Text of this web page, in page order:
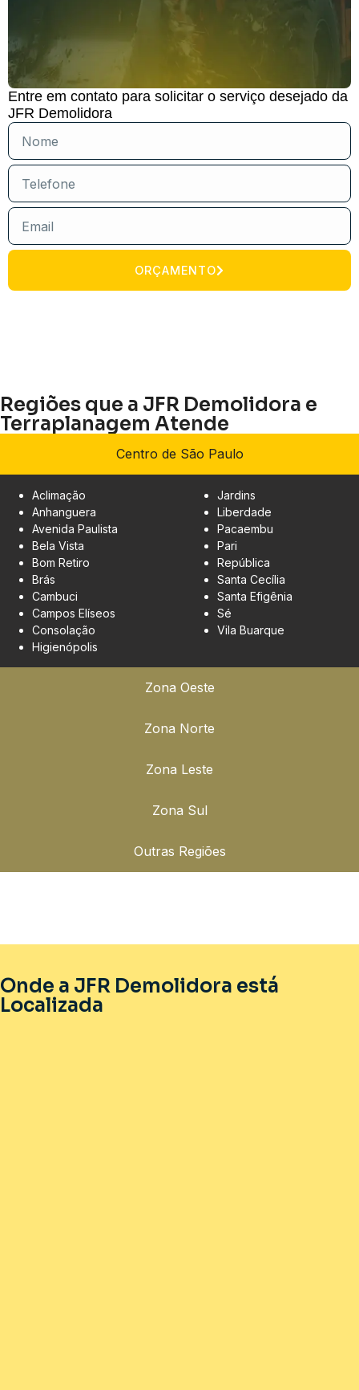
Entre em contato para solicitar o serviço desejado da
JFR Demolidora
ORÇAMENTO
Regiões que a JFR Demolidora e
Terraplanagem Atende
Centro de São Paulo
Zona Oeste
Zona Norte
Zona Leste
Zona Sul
Outras Regiões
Aclimação
Anhanguera
Avenida Paulista
Bela Vista
Bom Retiro
Brás
Cambuci
Campos Elíseos
Consolação
Higienópolis
Jardins
Liberdade
Pacaembu
Pari
República
Santa Cecília
Santa Efigênia
Sé
Vila Buarque
Onde a JFR Demolidora está
Localizada